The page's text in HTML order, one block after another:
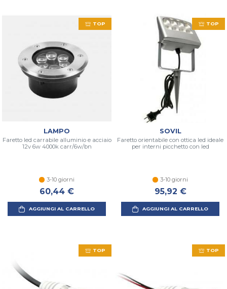
TOP
LAMPO
Faretto led carrabile alluminio e acciaio
12v 6w 4000k carr/6w/bn
3-10 giorni
60,44 €
AGGIUNGI AL CARRELLO
TOP
SOVIL
Faretto orientabile con ottica led ideale
per interni picchetto con led
3-10 giorni
95,92 €
AGGIUNGI AL CARRELLO
TOP TOP